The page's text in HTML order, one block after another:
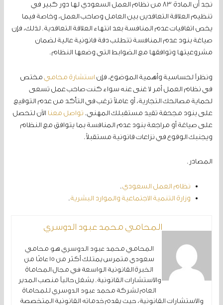
نجد أن المادة 83 من نظام العمل السعودي لها دور كبير في
تنظيم العلاقة التعاقدين بين العامل وصاحب العمل، وخاصة فيما
يخص اتفاقيات عدم المنافسة بعد انتهاء العلاقة التعاقدية. لذلك، فإن
صياغة بنود عدم المنافسة تتطلب دقة قانونية عالية لضمان
مشروعيتها وتوافقها مع الضوابط التي وضعها النظام.
ونظراً لحساسية وأهمية الموضوع، فإناستشارة محاميمختص
في نظام العمل أمر لا غنى عنه سواء كنت صاحب عمل تسعى
لحماية مصالحك التجارية، أو عاملاً ترغب في التأكد من عدم التوقيع
على بنود مجحفة تقيد مستقبلك المهني.تواصل معنا الآن لتحصل
على صياغة أو مراجعة بنود عدم المنافسة بما يتوافق مع النظام
ويجنبك الوقوع في نزاعات قانونية مستقبلاً.
المصادر.
نظام العمل السعودي.
وزارة التنمية الاجتماعية والموارد البشرية.
المحامي محمد عبود الدوسري
المحامي محمد عبود الدوسري هو محامي
سعودي متمرس يمتلك أكثر من 15 عامًا من
الخبرة القانونية الواسعة في مجال المحاماة
والاستشارات القانونية. يشغل حالياً منصب المدير
العام لشركة محمد عبود الدوسري للمحاماة
والاستشارات القانونية، حيث يقدم خدماته القانونية المتخصصة